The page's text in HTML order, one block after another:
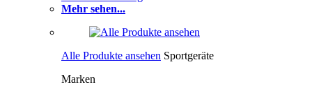
Mehr sehen...
Alle Produkte ansehen Sportgeräte
Marken